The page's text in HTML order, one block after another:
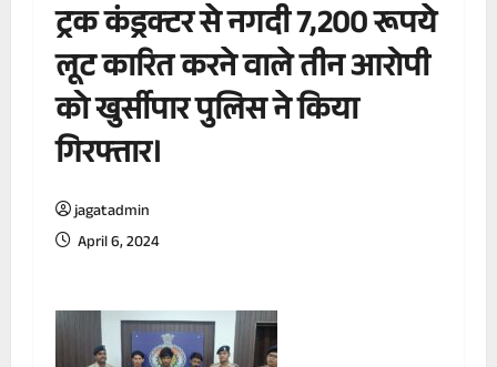
ट्रक कंड्रक्टर से नगदी 7,200 रूपये
लूट कारित करने वाले तीन आरोपी
को खुर्सीपार पुलिस ने किया
गिरफ्तार।
jagatadmin
April 6, 2024